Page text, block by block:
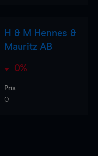
H & M Hennes &
Mauritz AB
0%
Pris
0